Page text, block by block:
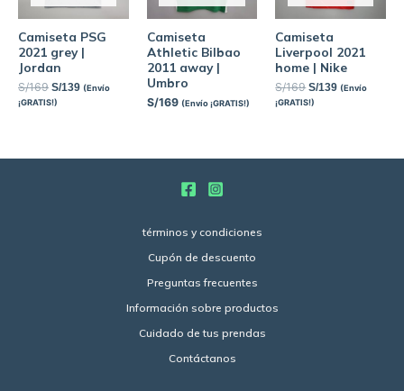
Camiseta PSG
2021 grey |
Jordan
S/169 S/139 (Envío
¡GRATIS!)
Camiseta
Athletic Bilbao
2011 away |
Umbro
S/169 (Envío ¡GRATIS!)
Camiseta
Liverpool 2021
home | Nike
S/169 S/139 (Envío
¡GRATIS!)
términos y condiciones
Cupón de descuento
Preguntas frecuentes
Información sobre productos
Cuidado de tus prendas
Contáctanos